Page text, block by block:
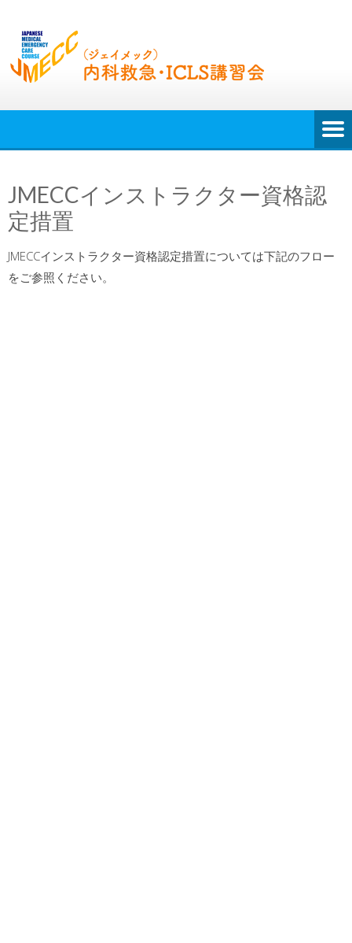
JMECCインストラクター資格認
定措置
JMECCインストラクター資格認定措置については下記のフロー
をご参照ください。